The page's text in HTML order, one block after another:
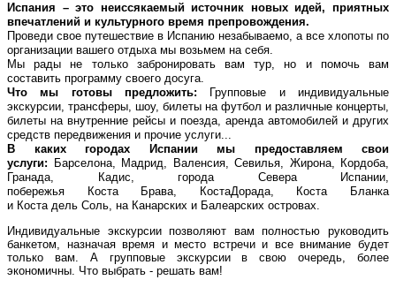
Испания – это неиссякаемый источник новых идей, приятных
впечатлений и культурного время препровождения.
Проведи свое путешествие в Испанию незабываемо, а все хлопоты по
организации вашего отдыха мы возьмем на себя.
Мы рады не только забронировать вам тур, но и помочь вам
составить программу своего досуга.
Что мы готовы предложить: Групповые и индивидуальные
экскурсии, трансферы, шоу, билеты на футбол и различные концерты,
билеты на внутренние рейсы и поезда, аренда автомобилей и других
средств передвижения и прочие услуги...
В каких городах Испании мы предоставляем свои
услуги:
Барселона, Мадрид, Валенсия, Севилья, Жирона, Кордоба,
Гранада, Кадис, города Севера Испании,
побережья
Коста Брава, КостаДорада, Коста
Бланка
и Коста дель Соль, на Канарских и Балеарских островах.
Индивидуальные экскурсии позволяют вам полностью руководить
банкетом, назначая время и место встречи и все внимание будет
только вам. А групповые экскурсии в свою очередь, более
экономичны. Что выбрать - решать вам!